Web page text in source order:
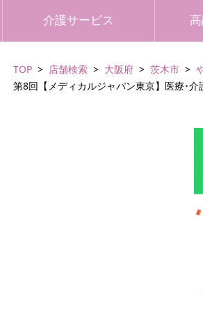
介護サービス
TOP 店舗検索 大阪府 茨木市
第8回【メディカルジャパン東京】医療･介